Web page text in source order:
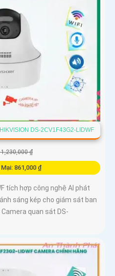
DS-2CV1F43G2-LIDWF
1,230,000 ₫
861,000 ₫
tích hợp công nghệ AI phát
sáng kép cho giám sát ban
quan sát DS-